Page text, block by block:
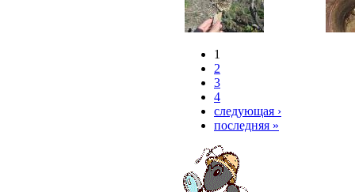
1
2
3
4
следующая ›
последняя »